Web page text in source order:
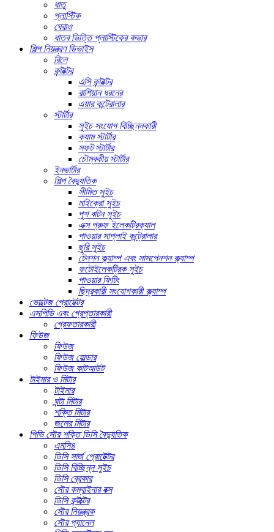
ধাতু
প্লাস্টিক
ঘেরাও
ধাতব ভিত্তি প্লাস্টিকের কভার
শিল্প নিয়ন্ত্রণ ডিভাইস
রিলে
কন্টাক্টর
এসি কন্টাক্টর
রাশিয়ান ধরনের
এয়ার কন্ট্রোলার
স্টার্টার
সুইচ সংযোগ বিচ্ছিন্নকারী
ক্যাম স্টার্টার
সফট স্টার্টার
চৌম্বকীয় স্টার্টার
ইনভার্টার
শিল্প বৈদ্যুতিক
সীমিত সুইচ
মাইক্রো সুইচ
পুশ বাটন সুইচ
এক্স প্রুফ ইলেকট্রিক্যাল
পাওয়ার সাপ্লাই কন্ট্রোলার
ছুরি সুইচ
টেনশন ক্ল্যাম্প এবং সাসপেনশন ক্ল্যাম্প
ফটোইলেকট্রিক সুইচ
পাওয়ার ফিটিং
ছিদ্রকারী সংযোগকারী ক্ল্যাম্প
ভোল্টেজ প্রোটেক্টর
এসপিডি এবং গ্রেপ্তারকারী
গ্রেফতারকারী
ফিউজ
ফিউজ
ফিউজ হোল্ডার
ফিউজ কাটআউট
টাইমার ও মিটার
টাইমার
ঘন্টা মিটার
শক্তি মিটার
জলের মিটার
পিভি সৌর শক্তি ডিসি বৈদ্যুতিক
এমসি৪
ডিসি সার্জ প্রোটেক্টর
ডিসি বিচ্ছিন্ন সুইচ
ডিসি ব্রেকার
সৌর কম্বাইনার বক্স
ডিসি কন্টাক্টর
সৌর নিয়ন্ত্রক
সৌর প্যানেল